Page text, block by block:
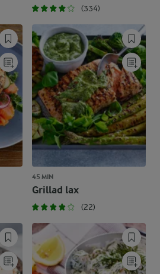
(334)
45 MIN
Grillad lax
(22)